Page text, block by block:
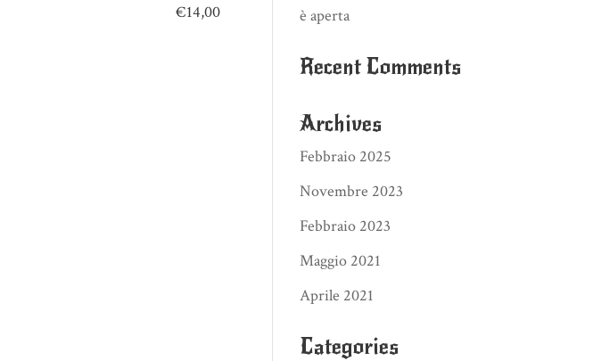
€14,00
è aperta
Recent Comments
Archives
Febbraio 2025
Novembre 2023
Febbraio 2023
Maggio 2021
Aprile 2021
Categories